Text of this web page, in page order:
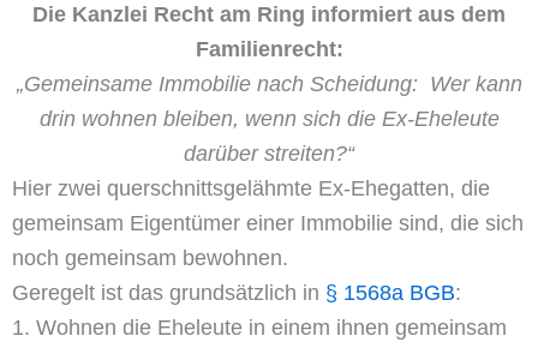
Die Kanzlei Recht am Ring informiert aus dem
Familienrecht:
„Gemeinsame Immobilie nach Scheidung: Wer kann
drin wohnen bleiben, wenn sich die Ex-Eheleute
darüber streiten?“
Hier zwei querschnittsgelähmte Ex-Ehegatten, die
gemeinsam Eigentümer einer Immobilie sind, die sich
noch gemeinsam bewohnen.
Geregelt ist das grundsätzlich in § 1568a BGB:
1. Wohnen die Eheleute in einem ihnen gemeinsam